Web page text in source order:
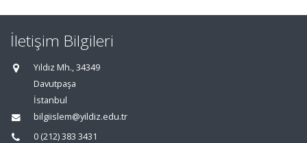
İletişim Bilgileri
Yıldız Mh., 34349
Davutpaşa
İstanbul
bilgiislem@yildiz.edu.tr
0 (212) 383 3431